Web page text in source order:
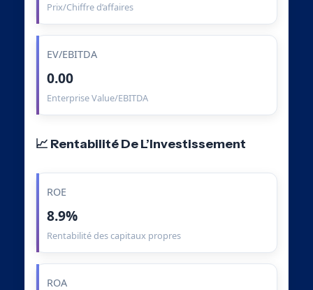
Prix/Chiffre d’affaires
EV/EBITDA
0.00
Enterprise Value/EBITDA
📈 Rentabilité De L’Investissement
ROE
8.9%
Rentabilité des capitaux propres
ROA